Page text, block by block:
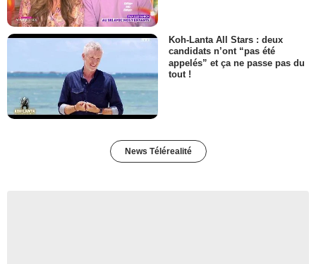
Koh-Lanta All Stars : deux
candidats n’ont “pas été
appelés” et ça ne passe pas du
tout !
News Télérealité